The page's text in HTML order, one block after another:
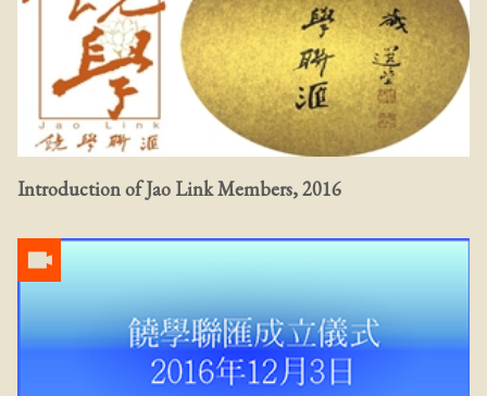
Introduction of Jao Link Members, 2016